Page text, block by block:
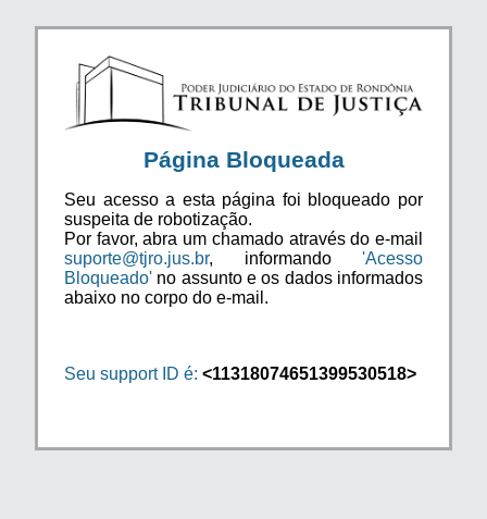
Página Bloqueada
Seu acesso a esta página foi bloqueado por
suspeita de robotização.
Por favor, abra um chamado através do e-mail
suporte@tjro.jus.br, informando 'Acesso
Bloqueado' no assunto e os dados informados
abaixo no corpo do e-mail.
Seu support ID é: <11318074651399530518>